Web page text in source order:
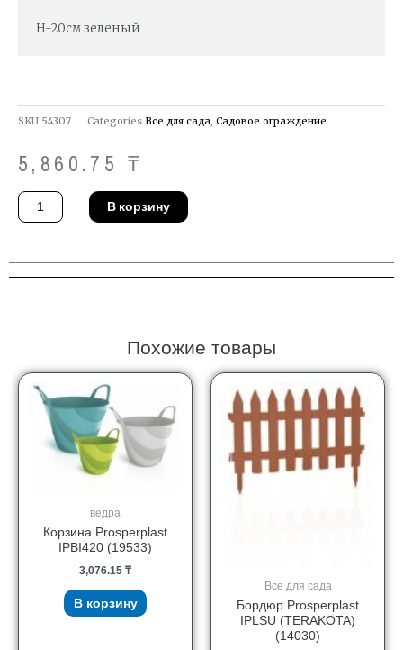
H-20см зеленый
SKU 54307 Categories Все для сада, Садовое ограждение
5,860.75 ₸
Количество
товара
Бордюр
00540-
20
В корзину
Похожие товары
ведра
Корзина Prosperplast
IPBI420 (19533)
3,076.15 ₸
В корзину
Все для сада
Бордюр Prosperplast
IPLSU (TERAKOTA)
(14030)